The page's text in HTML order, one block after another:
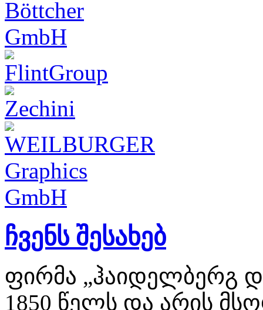
ჩვენს შესახებ
ფირმა „ჰაიდელბერგ
1850 წელს და არის